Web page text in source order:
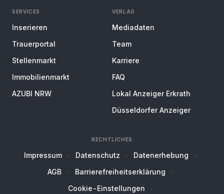
SERVICES
Inserieren
Trauerportal
Stellenmarkt
Immobilienmarkt
AZUBI NRW
VERLAG
Mediadaten
Team
Karriere
FAQ
Lokal Anzeiger Erkrath
Düsseldorfer Anzeiger
RECHTLICHES
Impressum Datenschutz
Datenerhebung
AGB
Barrierefreiheitserklärung
Cookie-Einstellungen